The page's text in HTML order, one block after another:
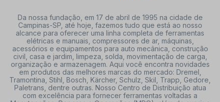
Da nossa fundação, em 17 de abril de 1995 na cidade de
Campinas-SP, até hoje, fazemos tudo que está ao nosso
alcance para oferecer uma linha completa de ferramentas
elétricas e manuais, compressores de ar, máquinas,
acessórios e equipamentos para auto mecânica, construção
civil, casa e jardim, limpeza, solda, movimentação de carga,
organização e armazenagem. Aqui você encontra novidades
em produtos das melhores marcas do mercado: Dremel,
Tramontina, Stihl, Bosch, Kärcher, Schulz, Skil, Trapp, Gedore,
Paletrans, dentre outras. Nosso Centro de Distribuição atua
com excelência para fornecer ferramentas voltadas a